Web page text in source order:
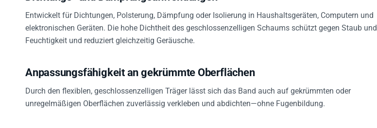
Entwickelt für Dichtungen, Polsterung, Dämpfung oder Isolierung in Haushaltsgeräten, Computern und
elektronischen Geräten. Die hohe Dichtheit des geschlossenzelligen Schaums schützt gegen Staub und
Feuchtigkeit und reduziert gleichzeitig Geräusche.
Anpassungsfähigkeit an gekrümmte Oberflächen
Durch den flexiblen, geschlossenzelligen Träger lässt sich das Band auch auf gekrümmten oder
unregelmäßigen Oberflächen zuverlässig verkleben und abdichten—ohne Fugenbildung.